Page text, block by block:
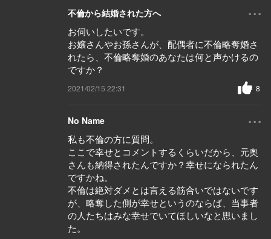
不倫から結婚された方へ ...
お伺いしたいです。
お嬢さんやお孫さんが、配偶者に不倫略奪婚さ
れたら、不倫略奪婚のあなたは何と声かけるの
ですか？
2021/02/15 22:31 8
No Name ...
私も不倫の方に質問。
ここで幸せとコメントするくらいだから、元奥
さんも納得されたんですか？幸せになられたん
ですかね。
不倫は絶対ダメとは言える筋合いではないです
が、略奪した側が幸せというのならば、当事者
の人たちはみな幸せでいてほしいなと思いまし
た。